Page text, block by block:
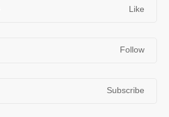
Like
Follow
Subscribe